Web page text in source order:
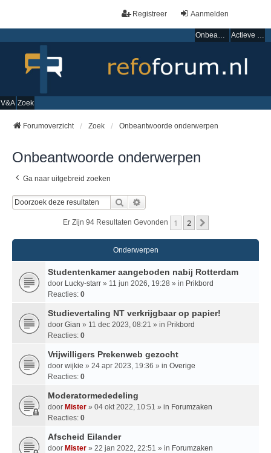
Aanmelden
Registreer
Onbeantwoorde onderwerpen Actieve onderwerpen
V&A Zoek
Forumoverzicht Zoek Onbeantwoorde onderwerpen
Onbeantwoorde onderwerpen
Ga naar uitgebreid zoeken
Zoek
Er Zijn 94 Resultaten Gevonden 1 2
Onderwerpen
Studentenkamer aangeboden nabij Rotterdam
door Lucky-starr » 11 jun 2026, 19:28 » in Prikbord
Reacties: 0
Studievertaling NT verkrijgbaar op papier!
door Gian » 11 dec 2023, 08:21 » in Prikbord
Reacties: 0
Vrijwilligers Prekenweb gezocht
door wijkie » 24 apr 2023, 19:36 » in Overige
Reacties: 0
Moderatormededeling
door Mister » 04 okt 2022, 10:51 » in Forumzaken
Reacties: 0
Afscheid Eilander
door Mister » 22 jan 2022, 22:51 » in Forumzaken